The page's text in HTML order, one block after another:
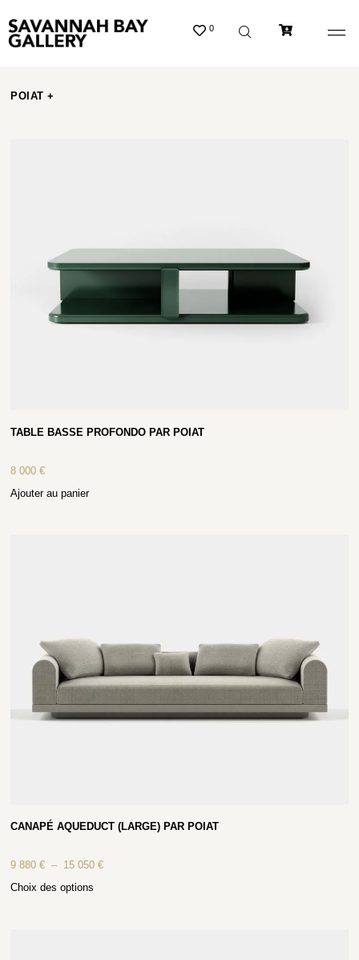
0
POIAT +
TABLE BASSE PROFONDO PAR POIAT
8 000€
Ajouter au panier
CANAPÉ AQUEDUCT (LARGE) PAR POIAT
9 880€ – 15 050€
Choix des options